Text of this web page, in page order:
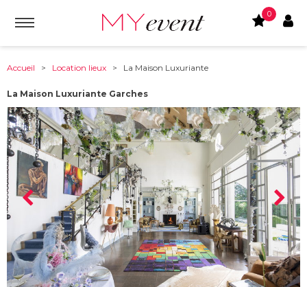
0
Accueil > Location lieux > La Maison Luxuriante
La Maison Luxuriante Garches